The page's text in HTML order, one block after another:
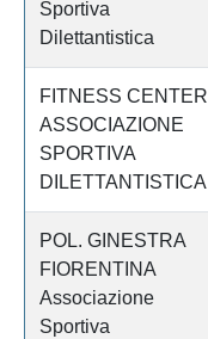
Sportiva
Dilettantistica
FITNESS CENTER
ASSOCIAZIONE
SPORTIVA
DILETTANTISTICA
POL. GINESTRA
FIORENTINA
Associazione
Sportiva